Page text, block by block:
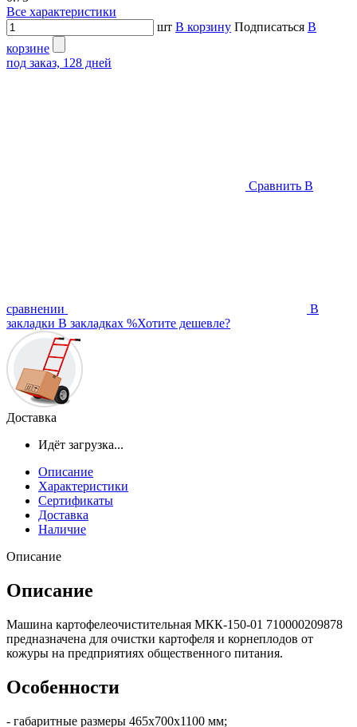
Все характеристики
шт В корзину Подписаться В
корзине
под заказ, 128 дней
Сравнить В
сравнении
В
закладки В закладках %Хотите дешевле?
Доставка
Идёт загрузка...
Описание
Характеристики
Сертификаты
Доставка
Наличие
Описание
Описание
Машина картофелеочистительная МКК-150-01 710000209878
предназначена для очистки картофеля и корнеплодов от
кожуры на предприятиях общественного питания.
Особенности
- габаритные размеры 465х700х1100 мм;